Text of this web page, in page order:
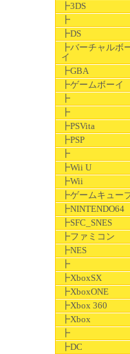
┣3DS
┣
┣DS
┣バーチャルボ
イ
┣GBA
┣ゲームボーイ
┣
┣
┣PSVita
┣PSP
┣
┣Wii U
┣Wii
┣ゲームキュー
┣NINTENDO64
┣SFC_SNES
┣ファミコン
┣NES
┣
┣XboxSX
┣XboxONE
┣Xbox 360
┣Xbox
┣
┣DC